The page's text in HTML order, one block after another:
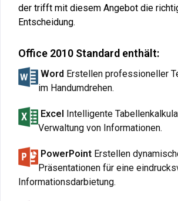
der trifft mit diesem Angebot die
Entscheidung.
Office 2010 Standard enthält:
Word Erstellen professioneller
im Handumdrehen.
Excel Intelligente
Verwaltung von Informationen.
PowerPoint Erstellen
Präsentationen für eine
Informationsdarbietung.